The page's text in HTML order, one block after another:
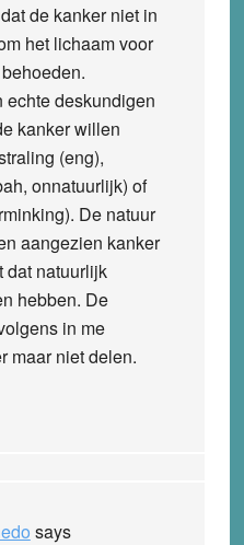
de kanker niet in
het lichaam voor
echte deskundigen
kanker willen
(eng),
onnatuurlijk) of
De natuur
aangezien kanker
dat natuurlijk
hebben. De
in me
maar niet delen.
says